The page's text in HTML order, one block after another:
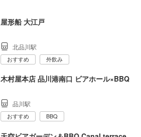
屋形船 大江戸
北品川駅
おすすめ 外飲み
木村屋本店 品川港南口 ビアホール×BBQ
品川駅
おすすめ BBQ